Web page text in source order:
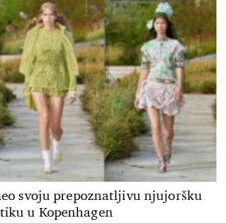
svoju prepoznatljivu njujoršku
u Kopenhagen